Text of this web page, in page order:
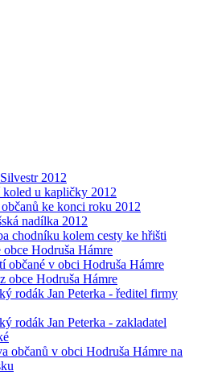
2012
u kapličky 2012
ke konci roku 2012
nadílka 2012
chodníku kolem cesty ke hřišti
Hodruša Hámre
občané v obci Hodruša Hámre
obce Hodruša Hámre
rodák Jan Peterka - ředitel firmy
rodák Jan Peterka - zakladatel
občanů v obci Hodruša Hámre na